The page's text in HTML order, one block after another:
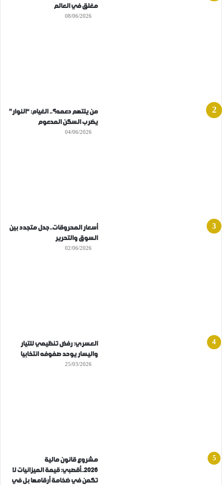
مغلق في العالم
08/06/2026
من يلتهم دعمه؟.. الغيام: “النوار”
يضرب السكن المدعوم
04/06/2026
أسعار المحروقات..جدل متجدد بين
السوق والتحرير
02/06/2026
العسري: رفض تنظيمي للتيار
واليسار يوحد صفوفه انتخابيا
25/03/2026
مشروع قانون مالية
2026..أقصبي: قيمة الميزانيات لا
تكمن في ضخامة أرقامها بل في